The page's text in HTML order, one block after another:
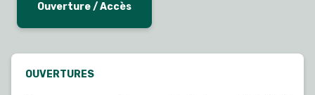
Ouverture / Accès
OUVERTURES